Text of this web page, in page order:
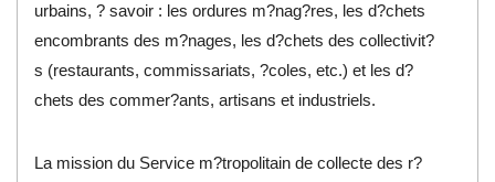
urbains, ? savoir : les ordures m?nag?res, les d?chets
encombrants des m?nages, les d?chets des collectivit?
s (restaurants, commissariats, ?coles, etc.) et les d?
chets des commer?ants, artisans et industriels.
La mission du Service m?tropolitain de collecte des r?